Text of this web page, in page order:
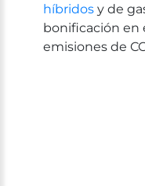
híbridos y de
bonificación en
emisiones de